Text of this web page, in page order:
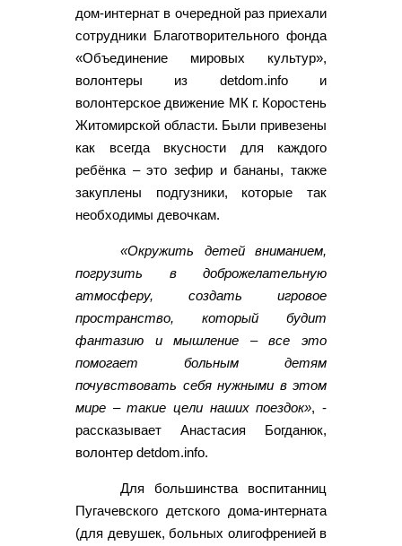
дом-интернат в очередной раз приехали
сотрудники Благотворительного фонда
«Объединение мировых культур»,
волонтеры из detdom.info и
волонтерское движение МК г. Коростень
Житомирской области. Были привезены
как всегда вкусности для каждого
ребёнка – это зефир и бананы, также
закуплены подгузники, которые так
необходимы девочкам.
«Окружить детей вниманием,
погрузить в доброжелательную
атмосферу, создать игровое
пространство, который будит
фантазию и мышление – все это
помогает больным детям
почувствовать себя нужными в этом
мире – такие цели наших поездок», -
рассказывает Анастасия Богданюк,
волонтер detdom.info.
Для большинства воспитанниц
Пугачевского детского дома-интерната
(для девушек, больных олигофренией в